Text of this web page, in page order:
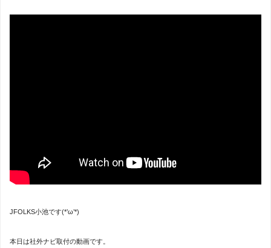
JFOLKS小池です(*’ω’*)
本日は社外ナビ取付の動画です。